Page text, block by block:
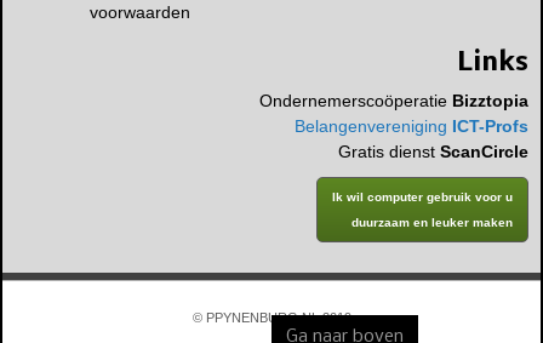
voorwaarden
Links
Ondernemerscoöperatie Bizztopia
Belangenvereniging ICT-Profs
Gratis dienst ScanCircle
Ik wil computer gebruik voor u
duurzaam en leuker maken
© PPYNENBURG.NL 2019
Ga naar boven